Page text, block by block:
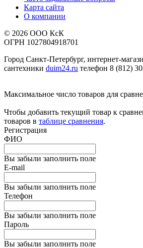
Карта сайта
О компании
© 2026 ООО КсК
ОГРН 1027804918701
Город Санкт-Петербург, интернет-
сантехники duim24.ru телефон 8 (812)
Максимальное число товаров для
Чтобы добавить текущий товар к
товаров в таблице сравнения.
Регистрация
ФИО
Вы забыли заполнить поле
E-mail
Вы забыли заполнить поле
Телефон
Вы забыли заполнить поле
Пароль
Вы забыли заполнить поле